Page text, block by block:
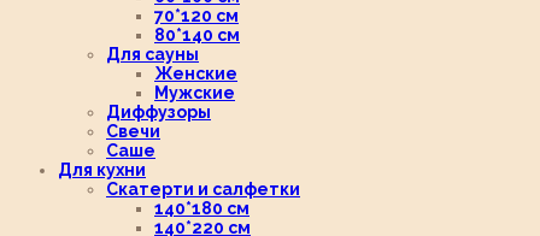
70*120 см
80*140 см
Для сауны
Женские
Мужские
Диффузоры
Свечи
Саше
Для кухни
Скатерти и салфетки
140*180 см
140*220 см